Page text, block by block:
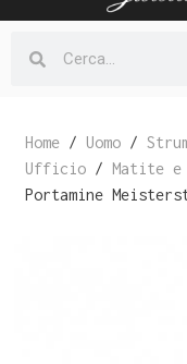
Home / Uomo /
Ufficio / Matite e
Portamine